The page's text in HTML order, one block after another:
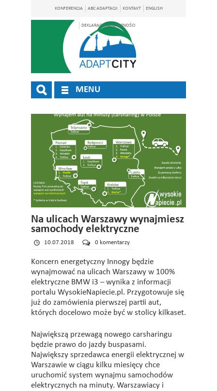
KONFERENCJA ABC ADAPTACJI KONTAKT ENGLISH
DEKLARACJA DOSTĘPNOŚCI
MENU
Na ulicach Warszawy wynajmiesz
samochody elektryczne
10.07.2018 0 komentarzy
Koncern energetyczny Innogy będzie
wynajmować na ulicach Warszawy w 100%
elektryczne BMW i3 – wynika z informacji
portalu WysokieNapiecie.pl. Przygotowuje się
już do zamówienia pierwszej partii aut,
których docelowo może być w stolicy kilkaset.
Największą przewagą nowego carsharingu
będzie prawo do jazdy buspasami.
Największy sprzedawca energii elektrycznej w
Warszawie w ciągu kilku miesięcy chce
uruchomić system wynajmu samochodów
elektrycznych na minuty. Warszawiacy i